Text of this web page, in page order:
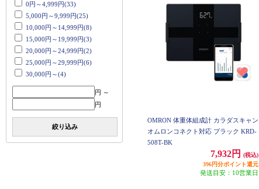
0円～4,999円(33)
5,000円～9,999円(25)
10,000円～14,999円(8)
15,000円～19,999円(3)
20,000円～24,999円(2)
25,000円～29,999円(6)
30,000円～(4)
円 ～
円
絞り込み
OMRON 体重体組成計 カラダスキャン
オムロンコネクト対応 ブラック KRD-
508T-BK
7,932円
(税込)
396円分ポイント還元
発送目安：10営業日